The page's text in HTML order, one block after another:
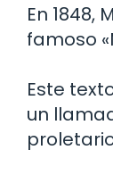
En 1848,
famoso
Este
un